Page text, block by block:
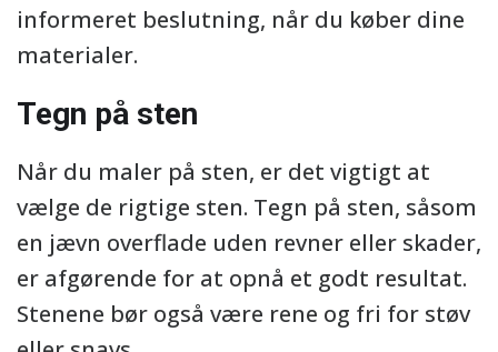
informeret beslutning, når du køber dine
materialer.
Tegn på sten
Når du maler på sten, er det vigtigt at
vælge de rigtige sten. Tegn på sten, såsom
en jævn overflade uden revner eller skader,
er afgørende for at opnå et godt resultat.
Stenene bør også være rene og fri for støv